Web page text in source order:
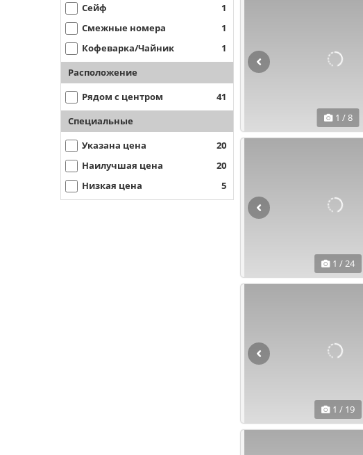
Сейф
1
Смежные номера
1
Кофеварка/Чайник
1
Расположение
Рядом с центром 41
Специальные
Указана цена
20
Наилучшая цена
20
Низкая цена
5
1 / 8
1 / 24
1 / 19